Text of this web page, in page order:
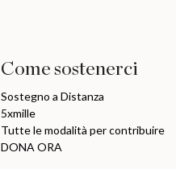
Come sostenerci
Sostegno a Distanza
5xmille
Tutte le modalità per contribuire
DONA ORA